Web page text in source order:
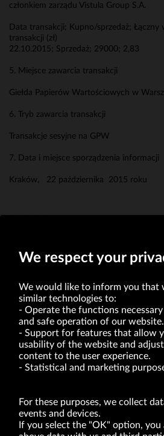
członkiem zarządu Vistula Group S.A.
Data transakcji; Kupno/sprzedaż; Łączny
transakcji (zł)
22.10.2015; Sprzedaż; 29000; 2,83
5. Miejsce zawarcia transakcji
Giełda Papierów Wartościowych w
6. Tryb zawarcia transakcji
Transakcje sesyjne na GPW
7. Data i miejsce sporządzenia informacji
Kraków, 22 października 2015 roku
VRG S.A. | 10 Pilotów Street |
Tax Identification Number:
District Court for Kraków-
XI Economic Department of the National Court
of act of 8.03.2013 on combating excessive late
(Journal of Laws of 2019, item
We respect your
We would like to inform you that
similar technologies to:
Operate the functions
and safe operation of our website.
Support for features that allow
usability of the website and
content to the user experience.
Statistical and marketing
For these purposes, we collect
events and devices.
If you select the "OK" option, you